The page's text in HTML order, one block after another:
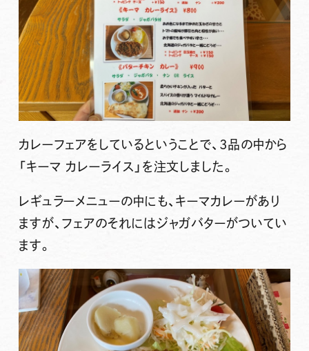
カレーフェアをしているということで、3品の中から
「キーマ カレーライス」 を注文しました。
レギュラーメニューの中にも、キーマカレーがあり
ますが、フェアのそれにはジャガバターがついてい
ます。